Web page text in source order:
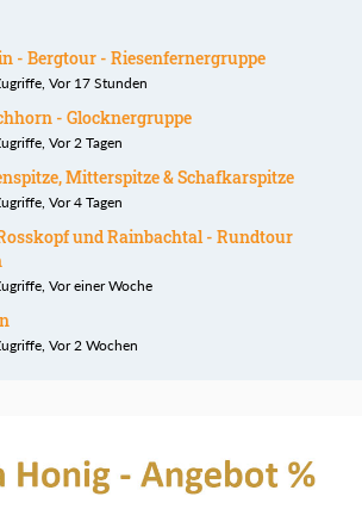
- Bergtour - Riesenfernergruppe
Vor 17 Stunden
- Glocknergruppe
Vor 2 Tagen
Mitterspitze & Schafkarspitze
Vor 4 Tagen
und Rainbachtal - Rundtour
Vor einer Woche
Vor 2 Wochen